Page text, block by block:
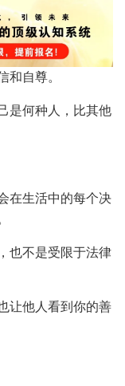
自尊。
是何种人，比其他
在生活中的每个决
也不是受限于法律
让他人看到你的善